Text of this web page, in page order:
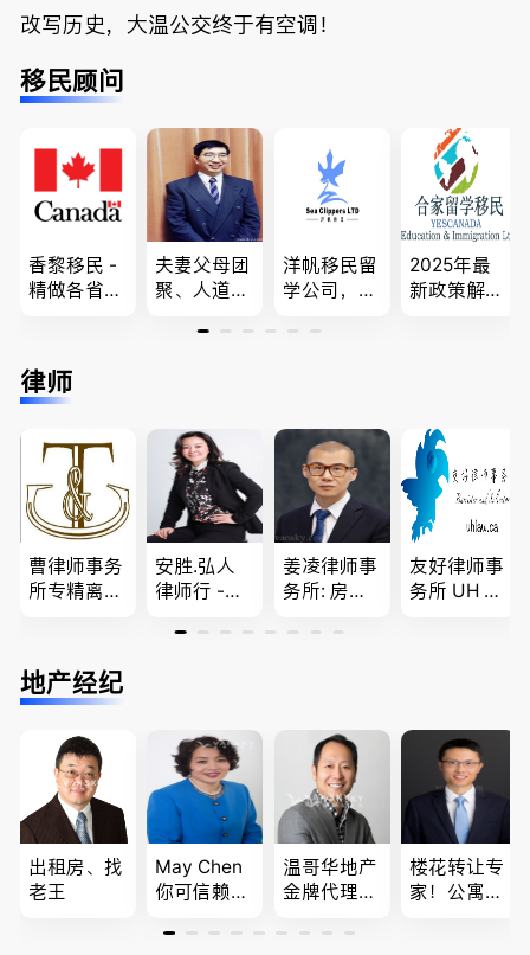
改写历史，大温公交终于有空调！
移民顾问
香黎移民 -
精做各省省
推荐。持牌
顾问免费为
问题
夫妻父母团
聚、人道移
和工签 移
移民签证
、翻译和海
牙认证
洋帆移民留
学公司，精
签各类签证
民和魁北克
PEQ60472
08731
2025年最
新政策解
团聚，投资
移民以及各
类省提名和
技术移民
律师
曹律师事务
所专精离
经济纠纷，
財產分割，
买卖
安胜.弘人
律师行 -
最大的华人
律师、多语
种服务、高
效优质、助
您安心乐
业、胜劵稳
操)
姜凌律师事
务所: 房产
件。婚姻
友好律师事
务所 UH LA
姻家庭、遗
嘱遗产
地产经纪
出租房、找
老王
May Chen
你可信赖的
为你提供全
温哥华地产
金牌代理经
卖，建）-
楼花转让专
家！公寓销